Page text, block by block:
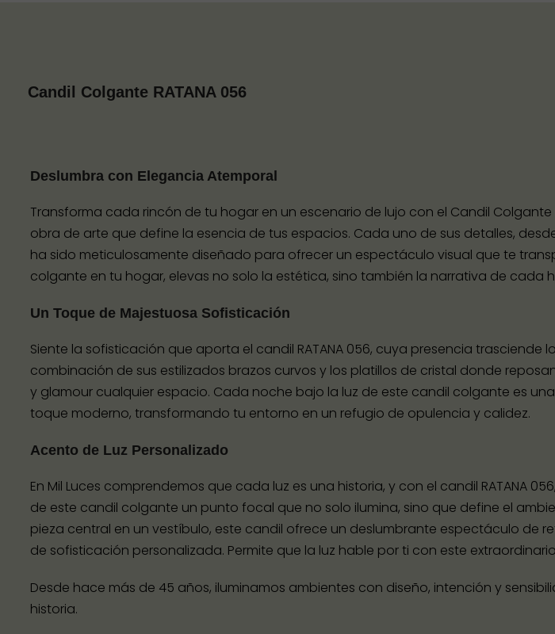
Candil Colgante RATANA 056
Deslumbra con Elegancia Atemporal
Transforma cada rincón de tu hogar en un escenario de lujo con el Candil
obra de arte que define la esencia de tus espacios. Cada uno de sus detalles,
ha sido meticulosamente diseñado para ofrecer un espectáculo visual que te
colgante en tu hogar, elevas no solo la estética, sino también la narrativa de cada
Un Toque de Majestuosa Sofisticación
Siente la sofisticación que aporta el candil RATANA 056, cuya presencia
combinación de sus estilizados brazos curvos y los platillos de cristal donde
y glamour cualquier espacio. Cada noche bajo la luz de este candil colgante es
toque moderno, transformando tu entorno en un refugio de opulencia y calidez.
Acento de Luz Personalizado
En Mil Luces comprendemos que cada luz es una historia, y con el candil RATANA
de este candil colgante un punto focal que no solo ilumina, sino que define el
pieza central en un vestíbulo, este candil ofrece un deslumbrante espectáculo de
de sofisticación personalizada. Permite que la luz hable por ti con este
Desde hace más de 45 años, iluminamos ambientes con diseño, intención y
historia.